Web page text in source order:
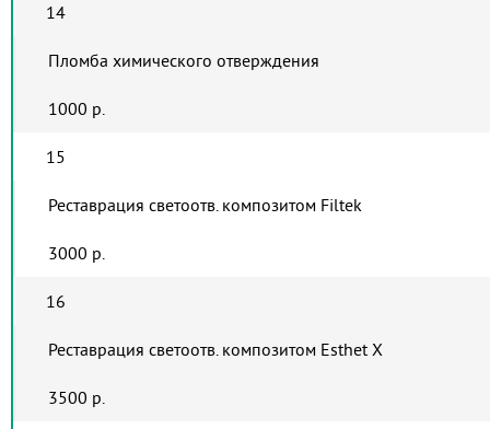
14
Пломба химического отверждения
1000 р.
15
Реставрация светоотв. композитом Filtek
3000 р.
16
Реставрация светоотв. композитом Esthet X
3500 р.